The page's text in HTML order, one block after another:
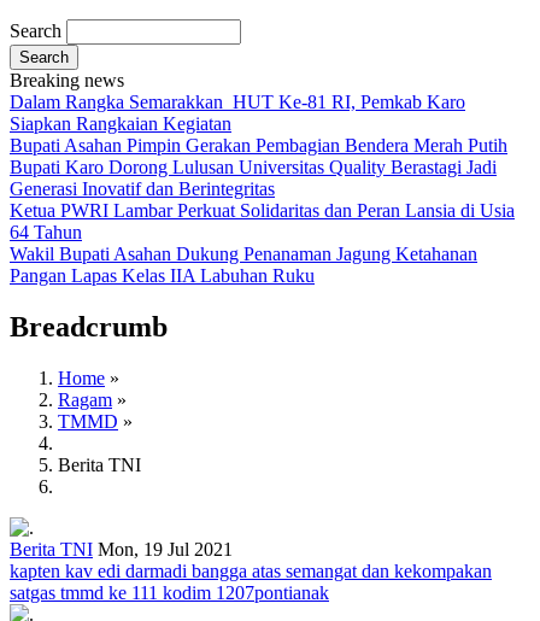
Search
Breaking news
Dalam Rangka Semarakkan HUT Ke-81 RI, Pemkab Karo
Siapkan Rangkaian Kegiatan
Bupati Asahan Pimpin Gerakan Pembagian Bendera Merah Putih
Bupati Karo Dorong Lulusan Universitas Quality Berastagi Jadi
Generasi Inovatif dan Berintegritas
Ketua PWRI Lambar Perkuat Solidaritas dan Peran Lansia di Usia
64 Tahun
Wakil Bupati Asahan Dukung Penanaman Jagung Ketahanan
Pangan Lapas Kelas IIA Labuhan Ruku
Breadcrumb
Home »
Ragam »
TMMD »
Berita TNI
Berita TNI Mon, 19 Jul 2021
kapten kav edi darmadi bangga atas semangat dan kekompakan
satgas tmmd ke 111 kodim 1207pontianak